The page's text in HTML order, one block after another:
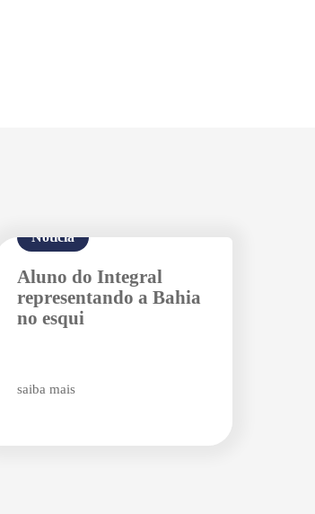
Notícia
Aluno do Integral
representando a Bahia
no esqui
saiba mais